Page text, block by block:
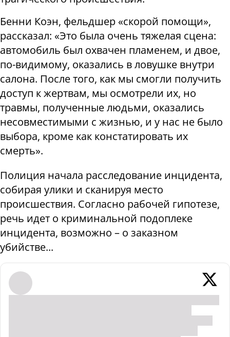
Бенни Коэн, фельдшер «скорой помощи»,
рассказал: «Это была очень тяжелая сцена:
автомобиль был охвачен пламенем, и двое,
по-видимому, оказались в ловушке внутри
салона. После того, как мы смогли получить
доступ к жертвам, мы осмотрели их, но
травмы, полученные людьми, оказались
несовместимыми с жизнью, и у нас не было
выбора, кроме как констатировать их
смерть».
Полиция начала расследование инцидента,
собирая улики и сканируя место
происшествия. Согласно рабочей гипотезе,
речь идет о криминальной подоплеке
инцидента, возможно – о заказном
убийстве...